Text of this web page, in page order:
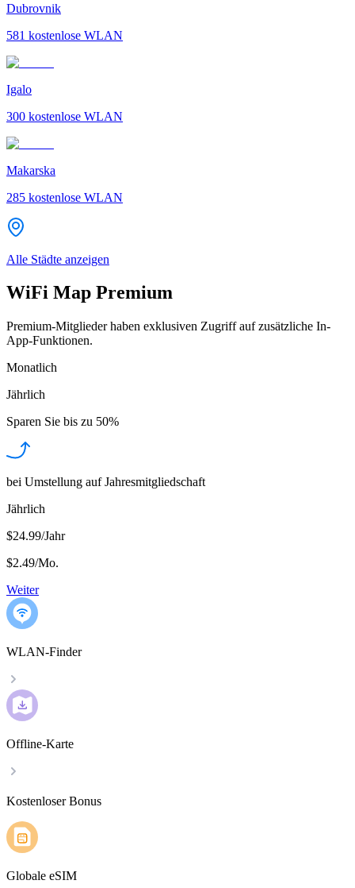
Dubrovnik
581 kostenlose WLAN
Igalo
300 kostenlose WLAN
Makarska
285 kostenlose WLAN
Alle Städte anzeigen
WiFi Map Premium
Premium-Mitglieder haben exklusiven Zugriff auf zusätzliche In-
App-Funktionen.
Monatlich
Jährlich
Sparen Sie bis zu 50%
bei Umstellung auf Jahresmitgliedschaft
Jährlich
$24.99/Jahr
$2.49/Mo.
Weiter
WLAN-Finder
Offline-Karte
Kostenloser Bonus
Globale eSIM